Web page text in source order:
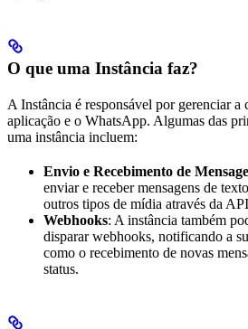
O que uma Instância faz?
A Instância é responsável por gerenciar a
aplicação e o WhatsApp. Algumas das
uma instância incluem:
Envio e Recebimento de
enviar e receber mensagens de
outros tipos de mídia através da
Webhooks: A instância também
disparar webhooks, notificando a
como o recebimento de novas
status.